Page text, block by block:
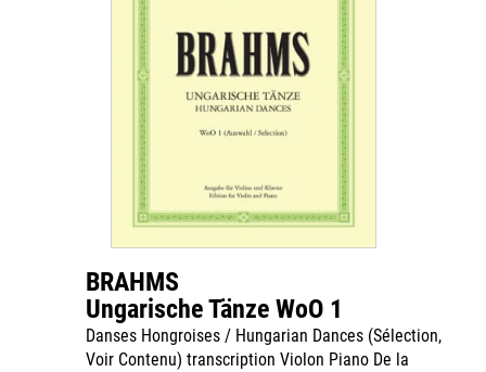
BRAHMS
Ungarische Tänze WoO 1
Danses Hongroises / Hungarian Dances (Sélection,
Voir Contenu) transcription Violon Piano De la